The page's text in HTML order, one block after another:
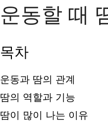
운동할 때
목차
운동과 땀의 관계
땀의 역할과 기능
땀이 많이 나는 이유